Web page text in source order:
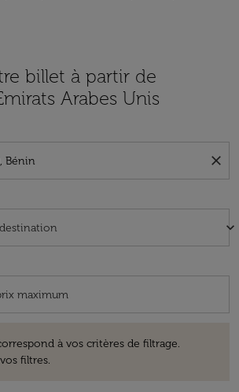
billet à partir de
Arabes Unis
close
keyboard_arrow_down
à vos critères de filtrage.
filtres.